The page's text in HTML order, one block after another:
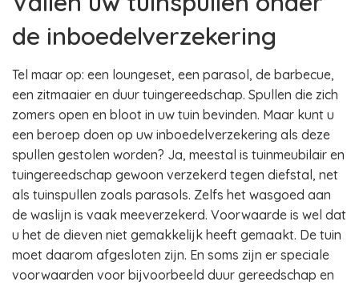
de inboedelverzekering
Tel maar op: een loungeset, een parasol, de barbecue,
een zitmaaier en duur tuingereedschap. Spullen die zich
zomers open en bloot in uw tuin bevinden. Maar kunt u
een beroep doen op uw inboedelverzekering als deze
spullen gestolen worden? Ja, meestal is tuinmeubilair en
tuingereedschap gewoon verzekerd tegen diefstal, net
als tuinspullen zoals parasols. Zelfs het wasgoed aan
de waslijn is vaak meeverzekerd. Voorwaarde is wel dat
u het de dieven niet gemakkelijk heeft gemaakt. De tuin
moet daarom afgesloten zijn. En soms zijn er speciale
voorwaarden voor bijvoorbeeld duur gereedschap en